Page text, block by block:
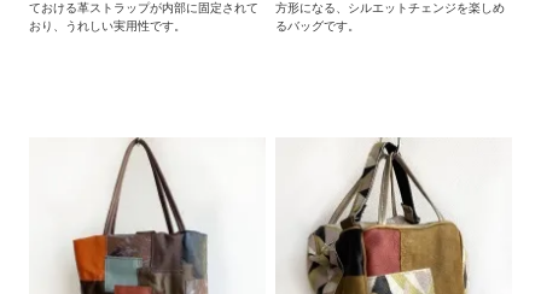
ておける革ストラップが内部に固定されて
おり、うれしい実用性です。
方形になる、シルエットチェンジを楽しめ
るバッグです。